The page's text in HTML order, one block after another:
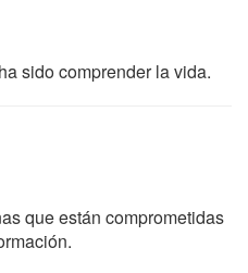
sido comprender la vida.
que están comprometidas